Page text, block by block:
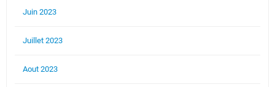
Juin 2023
Juillet 2023
Aout 2023